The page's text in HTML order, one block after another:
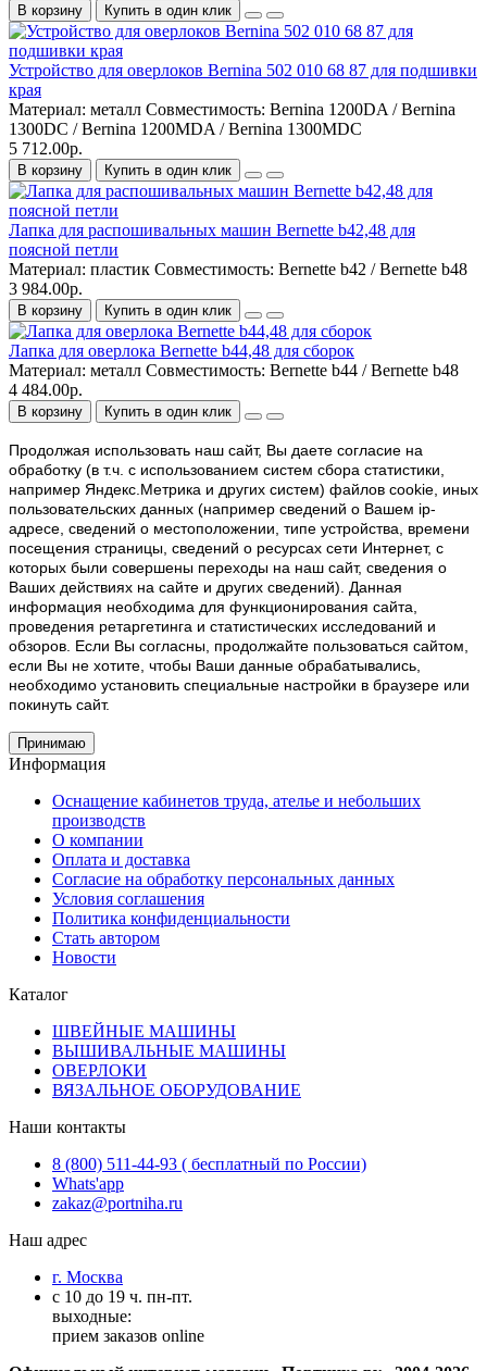
В корзину Купить в один клик
Устройство для оверлоков Bernina 502 010 68 87 для подшивки
края
Материал: металл Совместимость: Bernina 1200DA / Bernina
1300DC / Bernina 1200MDA / Bernina 1300MDC
5 712.00р.
В корзину Купить в один клик
Лапка для распошивальных машин Bernette b42,48 для
поясной петли
Материал: пластик Совместимость: Bernette b42 / Bernette b48
3 984.00р.
В корзину Купить в один клик
Лапка для оверлока Bernette b44,48 для сборок
Материал: металл Совместимость: Bernette b44 / Bernette b48
4 484.00р.
В корзину Купить в один клик
Продолжая использовать наш cайт, Вы даете согласие на
обработку (в т.ч. с использованием систем сбора статистики,
например Яндекс.Метрика и других систем) файлов cookie, иных
пользовательских данных (например сведений о Вашем ip-
адресе, сведений о местоположении, типе устройства, времени
посещения страницы, сведений о ресурсах сети Интернет, с
которых были совершены переходы на наш сайт, сведения о
Ваших действиях на сайте и других сведений). Данная
информация необходима для функционирования сайта,
проведения ретаргетинга и статистических исследований и
обзоров. Если Вы согласны, продолжайте пользоваться сайтом,
если Вы не хотите, чтобы Ваши данные обрабатывались,
необходимо установить специальные настройки в браузере или
покинуть сайт.
Принимаю
Информация
Оснащение кабинетов труда, ателье и небольших
производств
О компании
Оплата и доставка
Согласие на обработку персональных данных
Условия соглашения
Политика конфиденциальности
Стать автором
Новости
Каталог
ШВЕЙНЫЕ МАШИНЫ
ВЫШИВАЛЬНЫЕ МАШИНЫ
ОВЕРЛОКИ
ВЯЗАЛЬНОЕ ОБОРУДОВАНИЕ
Наши контакты
8 (800) 511-44-93 ( бесплатный по России)
Whats'app
zakaz@portniha.ru
Наш адрес
г. Москва
с 10 до 19 ч. пн-пт.
выходные:
прием заказов online